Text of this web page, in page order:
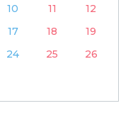
10 11
12
17 18
19
24 25
26